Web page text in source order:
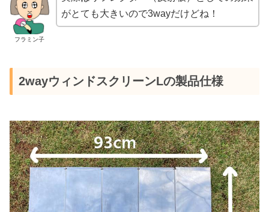
フラミン子
がとても大きいので3wayだけどね！
2wayウィンドスクリーンLの製品仕様